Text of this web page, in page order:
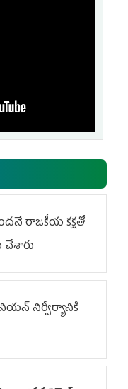
రాజకీయ కక్షతో
చేశారు
నిర్వీర్యానికి